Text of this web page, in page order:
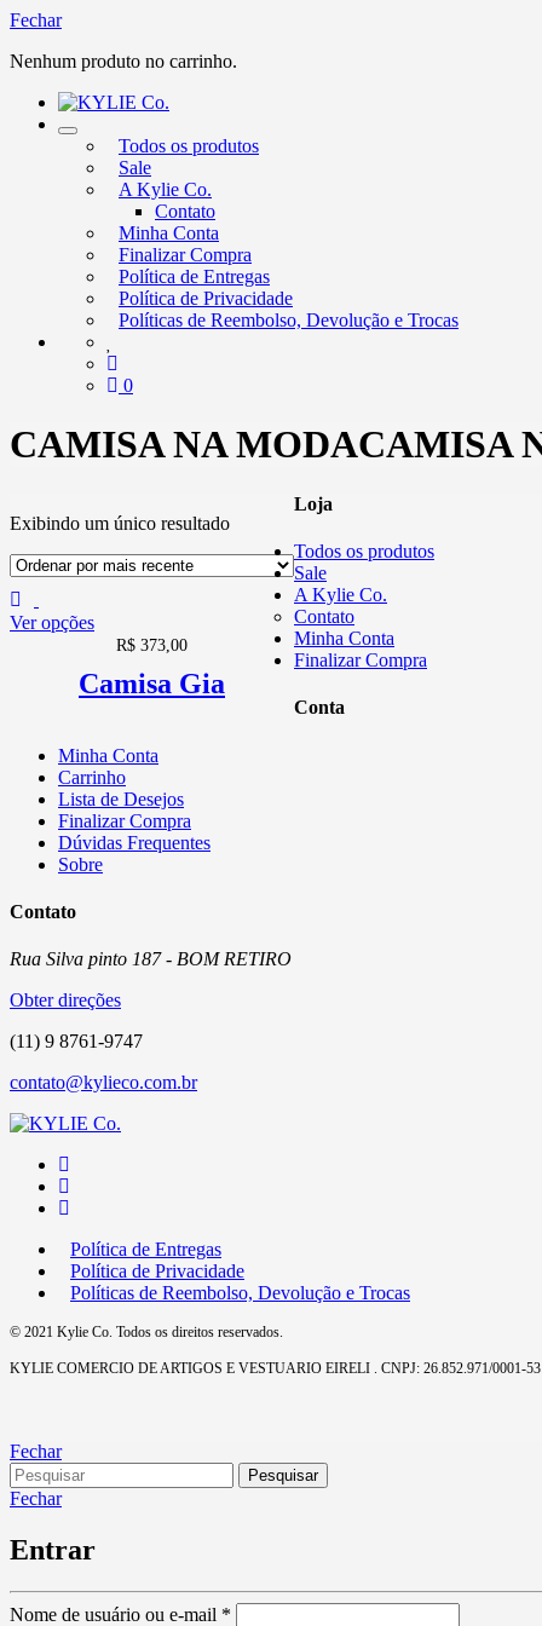
Fechar
Nenhum produto no carrinho.
Alternar
nevegação
Todos os produtos
Sale
A Kylie Co.
Contato
Minha Conta
Finalizar Compra
Política de Entregas
Política de Privacidade
Políticas de Reembolso, Devolução e Trocas
0
CAMISA NA MODACAMISA
Exibindo um único resultado
Ver opções
R$ 373,00
Camisa Gia
Loja
Todos os produtos
Sale
A Kylie Co.
Contato
Minha Conta
Finalizar Compra
Conta
Minha Conta
Carrinho
Lista de Desejos
Finalizar Compra
Dúvidas Frequentes
Sobre
Contato
Rua Silva pinto 187 - BOM RETIRO
Obter direções
(11) 9 8761-9747
contato@kylieco.com.br
Política de Entregas
Política de Privacidade
Políticas de Reembolso, Devolução e Trocas
© 2021 Kylie Co. Todos os direitos reservados.
KYLIE COMERCIO DE ARTIGOS E VESTUARIO EIRELI . CNPJ: 26.852.971/0001-53
Fechar
Fechar
Entrar
Nome de usuário ou e-mail *